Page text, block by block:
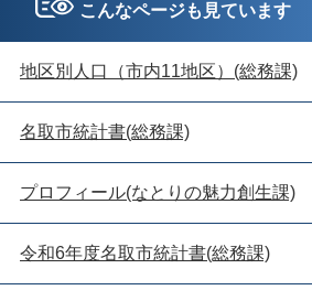
こんなページも見ています
地区別人口（市内11地区）(総務課)
名取市統計書(総務課)
プロフィール(なとりの魅力創生課)
令和6年度名取市統計書(総務課)